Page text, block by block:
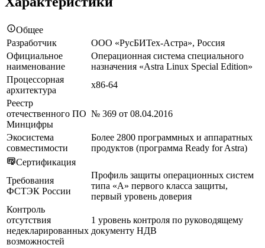
Общее
Разработчик
ООО «РусБИТех-Астра», Россия
Официальное
наименование
Операционная система специального
назначения «Astra Linux Special Edition»
Процессорная
архитектура
x86-64
Реестр
отечественного ПО
Минцифры
№ 369 от 08.04.2016
Экосистема
совместимости
Более 2800 программных и аппаратных
продуктов (программа Ready for Astra)
Сертификация
Требования
ФСТЭК России
Профиль защиты операционных систем
типа «А» первого класса защиты,
первый уровень доверия
Контроль
отсутствия
недекларированных
возможностей
1 уровень контроля по руководящему
документу НДВ